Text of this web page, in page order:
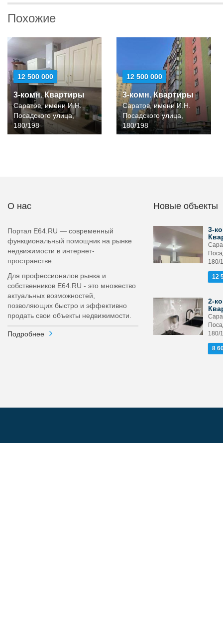
Похожие
12 500 000
3-комн. Квартиры
Саратов, имени И.Н.
Посадского улица,
180/198
12 500 000
3-комн. Квартиры
Саратов, имени И.Н.
Посадского улица,
180/198
О нас
Портал E64.RU — современный
функциональный помощник на рынке
недвижимости в интернет-
пространстве.
Для профессионалов рынка и
собственников E64.RU - это множество
актуальных возможностей,
позволяющих быстро и эффективно
продать свои объекты недвижимости.
Подробнее
Новые объекты
3-
180/
12
2-
180/
8